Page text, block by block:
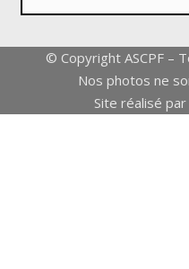
© Copyright ASCPF –
Nos photos ne
Site réalisé par